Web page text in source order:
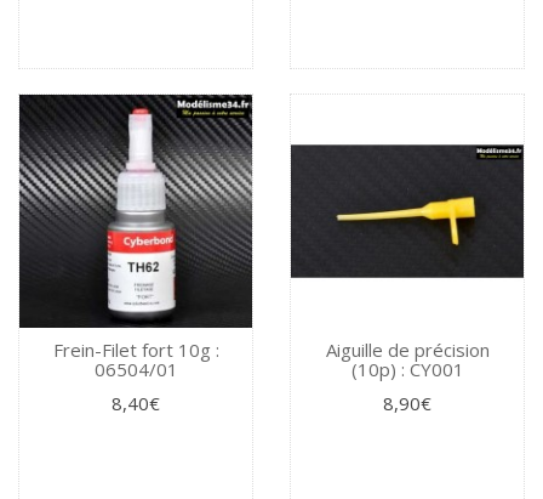
Frein-Filet fort 10g :
06504/01
8,40€
Aiguille de précision
(10p) : CY001
8,90€